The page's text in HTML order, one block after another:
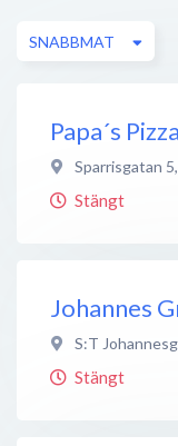
SNABBMAT
Papa´s
Sparrisgatan 5,
Stängt
Johannes
S:T
Stängt